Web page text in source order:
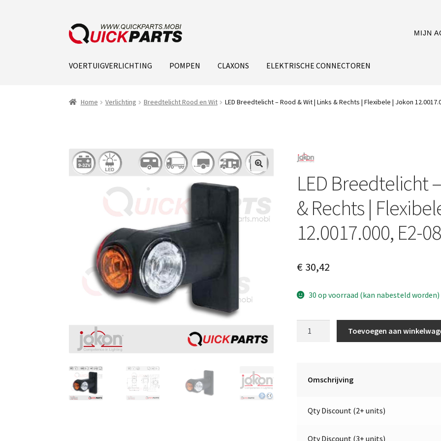
MIJN
VOERTUIGVERLICHTING POMPEN CLAXONS ELEKTRISCHE CONNECTOREN
Home Verlichting Breedtelicht Rood en Wit LED Breedtelicht – Rood & Wit | Links & Rechts | Flexibele | Jokon
LED Breedtelicht
& Rechts |
12.0017.000, E2-
€30,42
30 op voorraad (kan nabesteld worden)
Links
Rechts
Toevoegen aan
Omschrijving
Qty Discount (2+ units)
Qty Discount (3+ units)